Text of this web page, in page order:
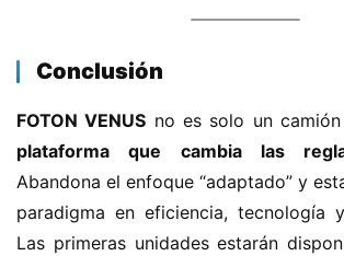
​Conclusión​
​FOTON VENUS​ no es solo un
plataforma que cambia las
Abandona el enfoque “adaptado” y
paradigma en eficiencia, tecnología
Las primeras unidades estarán